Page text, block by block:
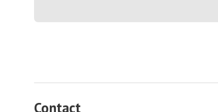
Contact